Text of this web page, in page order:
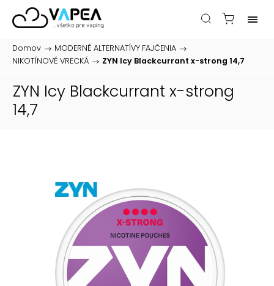
Domov / MODERNÉ ALTERNATÍVY FAJČENIA /
NIKOTÍNOVÉ VRECKÁ / ZYN Icy Blackcurrant x-strong 14,7
ZYN Icy Blackcurrant x-strong
14,7